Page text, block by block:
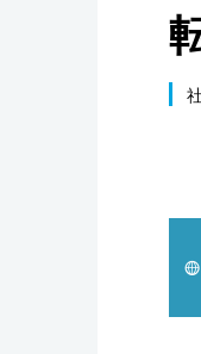
社会
文化
スポ